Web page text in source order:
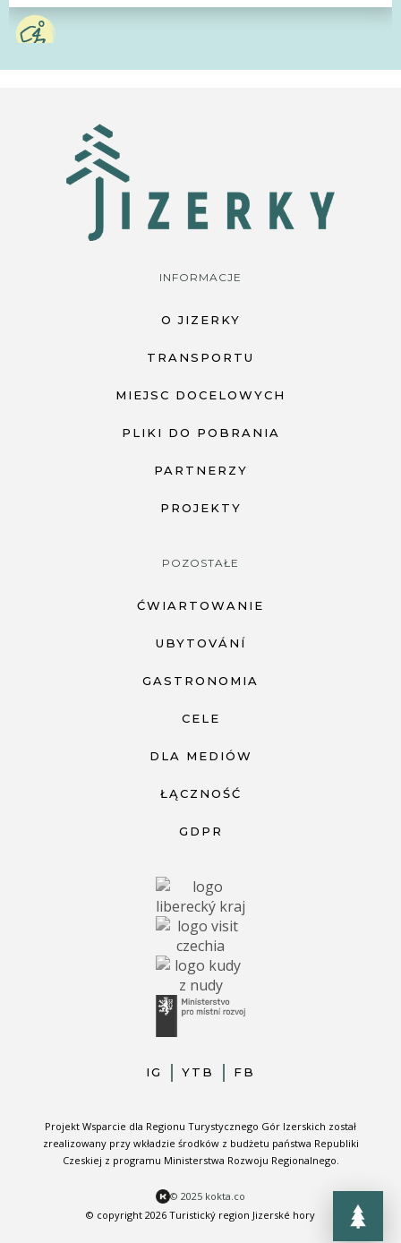
INFORMACJE
O JIZERKY
TRANSPORTU
MIEJSC DOCELOWYCH
PLIKI DO POBRANIA
PARTNERZY
PROJEKTY
POZOSTAŁE
ĆWIARTOWANIE
UBYTOVÁNÍ
GASTRONOMIA
CELE
DLA MEDIÓW
ŁĄCZNOŚĆ
GDPR
IG YTB FB
Projekt Wsparcie dla Regionu Turystycznego Gór Izerskich został
zrealizowany przy wkładzie środków z budżetu państwa Republiki
Czeskiej z programu Ministerstwa Rozwoju Regionalnego.
© 2025 kokta.co
© copyright 2026 Turistický region Jizerské hory